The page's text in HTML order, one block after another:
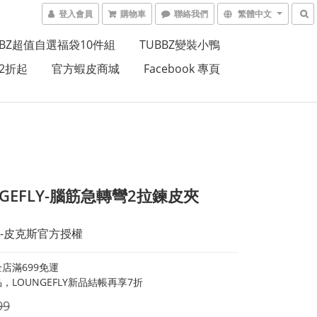
登入會員 購物車 聯絡我們 繁體中文
超值自選福袋10件組
TUBBZ變裝小鴨
折起 官方蝦皮商城 Facebook 專頁
腦筋急轉彎2拉鍊皮夾
克斯官方授權
滿699免運
LOUNGEFLY新品結帳再享7折